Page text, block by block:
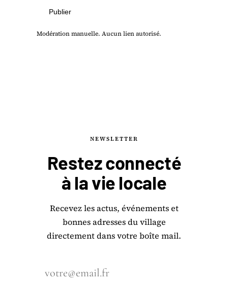
Publier
Modération manuelle. Aucun lien autorisé.
NEWSLETTER
Restez connecté
à lavie locale
Recevez les actus, événements et
bonnes adresses du village
directement dans votre boîte mail.